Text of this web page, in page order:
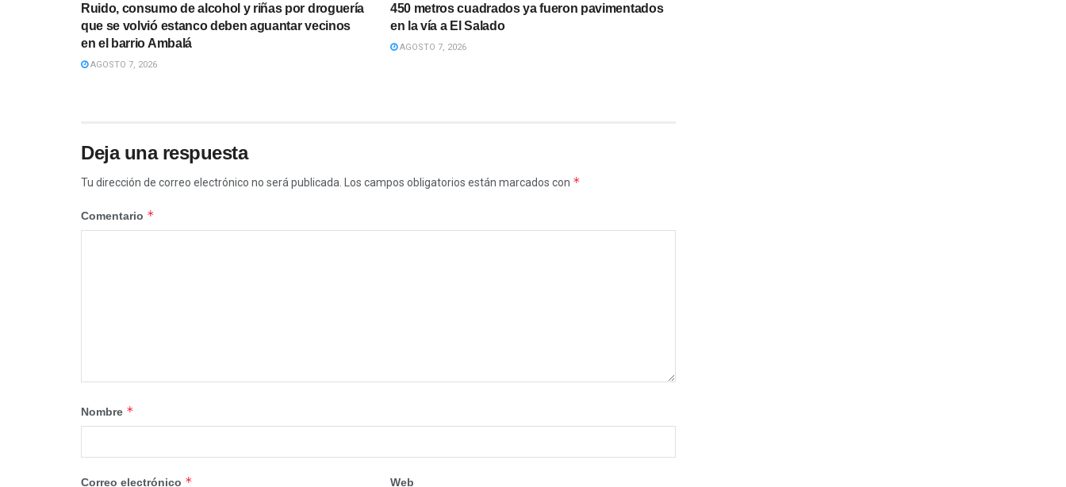
Ruido, consumo de alcohol y riñas por droguería
que se volvió estanco deben aguantar vecinos
en el barrio Ambalá
AGOSTO 7, 2026
450 metros cuadrados ya fueron pavimentados
en la vía a El Salado
AGOSTO 7, 2026
Deja una respuesta
Tu dirección de correo electrónico no será publicada. Los campos obligatorios están marcados con *
Comentario *
Nombre *
Correo electrónico * Web